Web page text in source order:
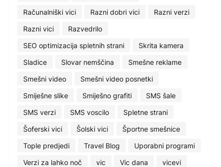
Računalniški vici
Razni dobri vici
Razni verzi
Razni vici
Razvedrilo
SEO optimizacija spletnih strani
Skrita kamera
Sladice
Slovar nemščina
Smešne reklame
Smešni video
Smešni video posnetki
Smiješne slike
Smiješno grafiti
SMS šale
SMS verzi
SMS voscilo
Spletne strani
Šoferski vici
Šolski vici
Športne smešnice
Tople predjedi
Travel Blog
Uporabni programi
Verzi za lahko noč
vic Vic dana
vicevi